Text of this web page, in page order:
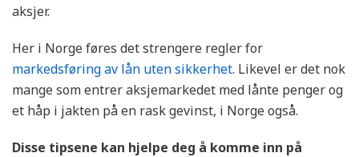
aksjer.
Her i Norge føres det strengere regler for
markedsføring av lån uten sikkerhet. Likevel er det nok
mange som entrer aksjemarkedet med lånte penger og
et håp i jakten på en rask gevinst, i Norge også.
Disse tipsene kan hjelpe deg å komme inn på